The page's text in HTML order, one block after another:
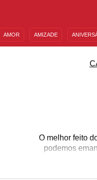
AMOR AMIZADE
O melhor feito
podemos